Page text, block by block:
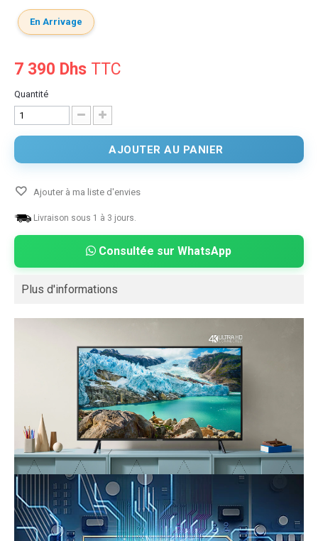
En Arrivage
7 390 Dhs TTC
Quantité
AJOUTER AU PANIER
Ajouter à ma liste d'envies
Livraison sous 1 à 3 jours.
Consultée sur WhatsApp
Plus d'informations